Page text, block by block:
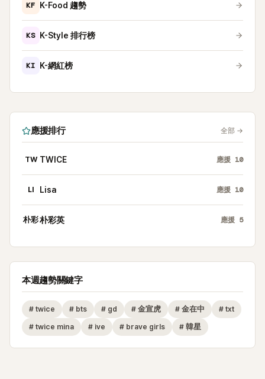
KF K-Food 趨勢
KS K-Style 排行榜
KI K-網紅榜
應援排行 全部 →
TW TWICE 應援 10
LI Lisa 應援 10
朴彩朴彩英 應援 5
本週趨勢關鍵字
# twice # bts # gd # 金宣虎 # 金在中 # txt
# twice mina # ive # brave girls # 韓星